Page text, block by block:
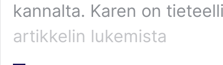
kannalta. Karen on
artikkelin
Pfizerin
ex-
lukemista